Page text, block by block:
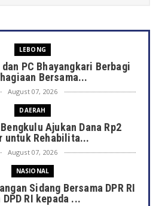
LEBONG
PC Bhayangkari Berbagi
Bersama...
August 07, 2026
DAERAH
Ajukan Dana Rp2
untuk Rehabilita...
August 07, 2026
NASIONAL
Sidang Bersama DPR RI
DPD RI kepada ...